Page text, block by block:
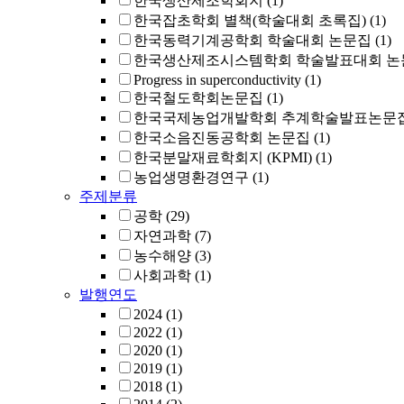
한국잡초학회 별책(학술대회 초록집) (1)
한국동력기계공학회 학술대회 논문집 (1)
한국생산제조시스템학회 학술발표대회 논
Progress in superconductivity (1)
한국철도학회논문집 (1)
한국국제농업개발학회 추계학술발표논문
한국소음진동공학회 논문집 (1)
한국분말재료학회지 (KPMI) (1)
농업생명환경연구 (1)
주제분류
공학 (29)
자연과학 (7)
농수해양 (3)
사회과학 (1)
발행연도
2024 (1)
2022 (1)
2020 (1)
2019 (1)
2018 (1)